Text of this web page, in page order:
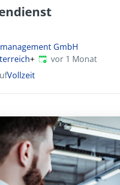
GmbH
+ Veröffentlicht:
vor 1 Monat
Vollzeit